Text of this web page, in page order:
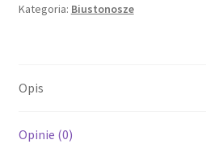
TYLNEGO
CB650
'85,
Kategoria: Biustonosze
Opis
Opinie (0)